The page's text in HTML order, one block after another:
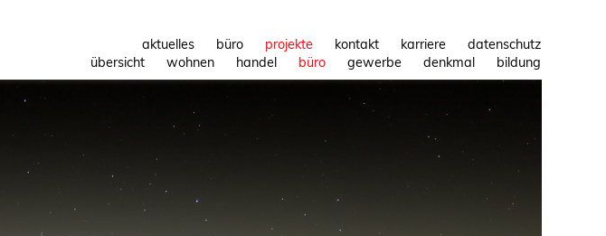
aktuelles büro
projekte
übersicht
wohnen handel büro gewerbe denkmal bildung
kontakt karriere datenschutz